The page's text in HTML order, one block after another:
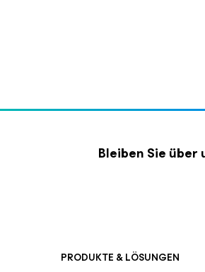
Bleiben Sie
PRODUKTE & LÖSUNGEN